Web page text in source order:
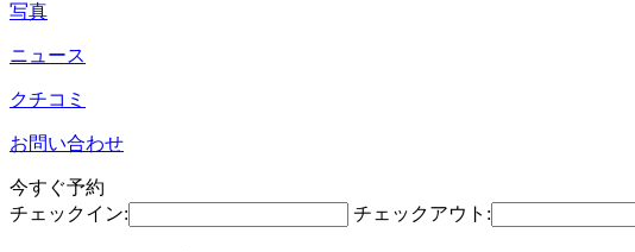
写真
ニュース
クチコミ
お問い合わせ
今すぐ予約
チェックイン:
チェックアウト: